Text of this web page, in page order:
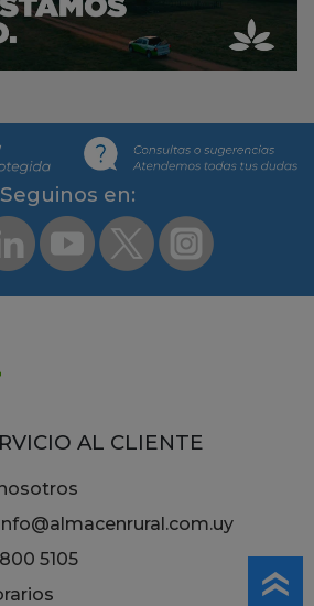
Segui­nos en:
AL CLIENTE
5105